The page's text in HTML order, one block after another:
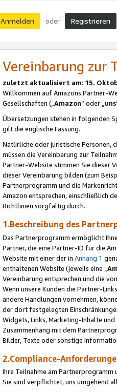
Anmelden oder Registrieren
Vereinbarung zur
zuletzt aktualisiert am: 15.
Willkommen auf Amazons Partner-
Gesellschaften („Amazon“ oder „uns
Übersetzungen stehen in folgenden
gilt die englische Fassung.
Natürliche oder juristische Personen,
müssen die Vereinbarung zur
Partner-Website stimmen Sie dieser
dieser Vereinbarung bilden (zum
Partnerprogramm und die
Amazon entsprechen, einschließlich
Richtlinien sorgfältig durch.
1.Beschreibung des
Das Partnerprogramm ermöglicht
Partner, die eine Partner-ID für die
Website mit einer der in Anhang 1
enthaltenen Website (jeweils eine „
Vereinbarung entsprechen und die
Wenn unsere Kunden die Partner-
andere Handlungen vornehmen,
der dort festgelegten
Widgets, Links, Marketing-Inhalte
Zusammenhang mit dem
Bilder, Texte oder sonstige
2.Compliance-
Ihre Teilnahme am Partnerprogramm
Sie sind verpflichtet, uns umgehend